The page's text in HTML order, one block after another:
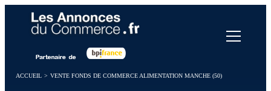
ACCUEIL > VENTE FONDS DE COMMERCE ALIMENTATION MANCHE (50)
Panneau de gestion des cookies